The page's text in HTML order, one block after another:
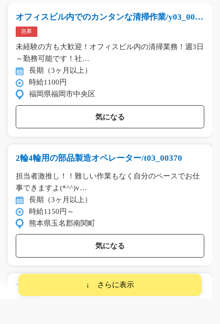
オフィスビル内でのカンタンな清掃作業/y03_0061
7急募
未経験の方も大歓迎！オフィスビル内の清掃業務！週3日
～勤務可能です！社…
長期（3ヶ月以上）
時給1100円
福岡県福岡市中央区
気になる
2輪4輪用の部品製造オペレーター/t03_00370
担当者激推し！！難しい作業もなく自分のペースでお仕
事できますよ(*^^)v…
長期（3ヶ月以上）
時給1150円～
熊本県玉名郡南関町
気になる
プラスチック製品の製造オペレーター/y04_00525